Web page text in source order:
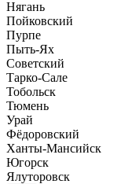
Нягань
Пойковский
Пурпе
Пыть-Ях
Советский
Тарко-Сале
Тобольск
Тюмень
Урай
Фёдоровский
Ханты-Мансийск
Югорск
Ялуторовск